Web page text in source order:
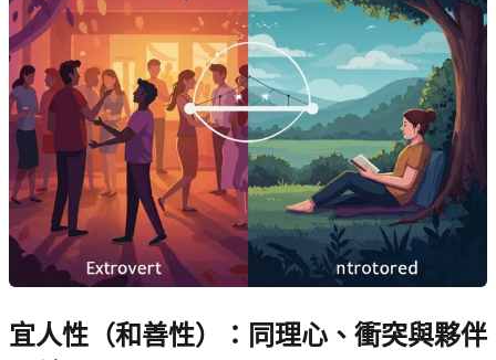
宜人性（和善性）：同理心、衝突與夥伴